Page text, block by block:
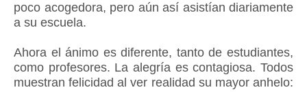
poco acogedora, pero aún así asistían diariamente
a su escuela.
Ahora el ánimo es diferente, tanto de estudiantes,
como profesores. La alegría es contagiosa. Todos
muestran felicidad al ver realidad su mayor anhelo: